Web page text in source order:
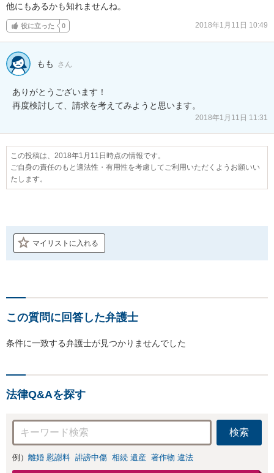
他にもあるかも知れませんね。
役に立った 0 2018年1月11日 10:49
もも さん
ありがとうございます！
2018年1月11日 11:31
この投稿は、2018年1月11日時点の情報です。
ご自身の責任のもと適法性・有用性を考慮してご利用いただくようお願いい
たします。
マイリストに入れる
この質問に回答した弁護士
条件に一致する弁護士が見つかりませんでした
法律Q&Aを探す
検索
例） 離婚 慰謝料 誹謗中傷 相続 遺産 著作物 違法